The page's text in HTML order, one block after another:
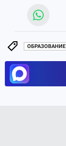
ОБРАЗОВАНИЕ